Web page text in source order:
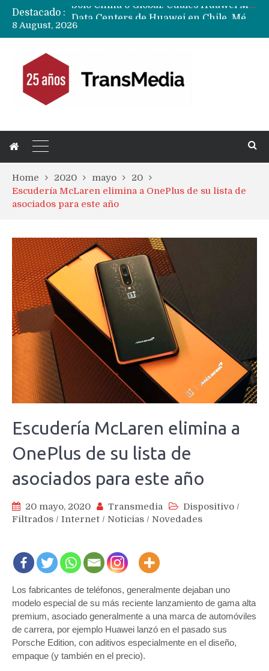
Destacado :
8 August, 2026
Home 2020 mayo
20
Escudería McLaren elimina a OnePlus de su lista de
asociados para este año
Escudería McLaren elimina a
OnePlus de su lista de
asociados para este año
20 mayo, 2020 Transmedia Dispositivo /
Filtrados / Internet / Noticias / Novedades
Los fabricantes de teléfonos, generalmente dejaban uno
modelo especial de su más reciente lanzamiento de gama alta
premium, asociado generalmente a una marca de automóviles
de carrera, por ejemplo Huawei lanzó en el pasado sus
Porsche Edition, con aditivos especialmente en el diseño,
empaque (y también en el precio).